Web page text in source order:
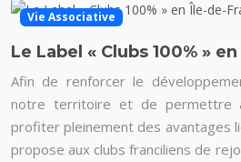
Vie Associative
Le Label « Clubs 100% »
Afin de renforcer le
notre territoire et de permettre
profiter pleinement des avantages
propose aux clubs franciliens de